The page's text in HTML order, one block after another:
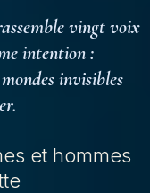
vingt voix
intention :
invisibles
et hommes